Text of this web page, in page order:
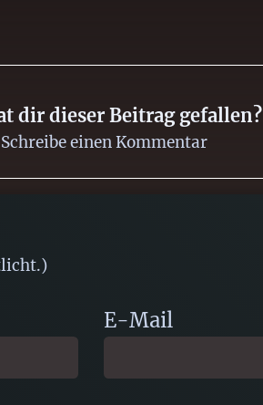
dir dieser Beitrag gefallen?
Schreibe einen Kommentar
E-Mail